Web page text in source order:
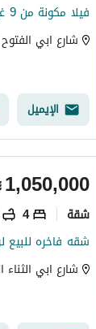
فيلا مكونة من 9 غرف نوم للبيع في الخليج، الرياض
شارع ابي
الإيميل
1,050,000
شقة 4
شقه فاخره للبيع
شارع ابي